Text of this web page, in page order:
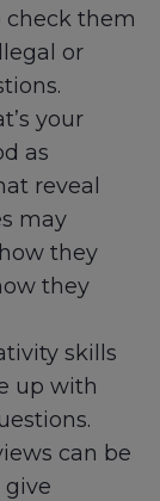
check them
or
your
as
reveal
may
they
they
skills
up with
can be
give